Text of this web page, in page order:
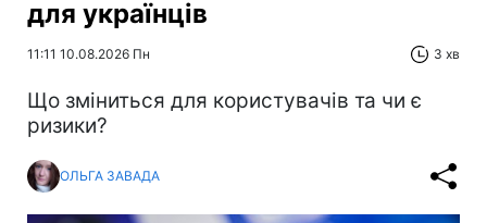
для українців
11:11 10.08.2026 Пн 3 хв
Що зміниться для користувачів та чи є
ризики?
ОЛЬГА ЗАВАДА